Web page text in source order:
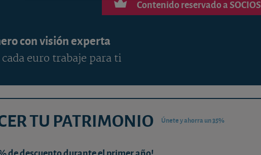
Contenido reservado a SOCIOS
con visión experta
euro trabaje para ti
TU PATRIMONIO Únete y ahorra un 35%